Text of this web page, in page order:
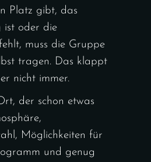
Platz gibt, das
ist oder die
muss die Gruppe
tragen. Das klappt
nicht immer.
der schon etwas
Möglichkeiten für
und genug